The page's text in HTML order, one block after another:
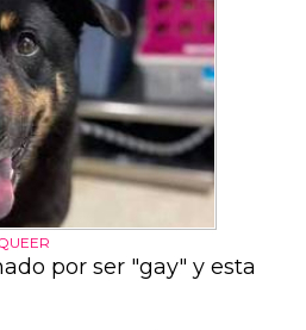
por ser "gay" y esta